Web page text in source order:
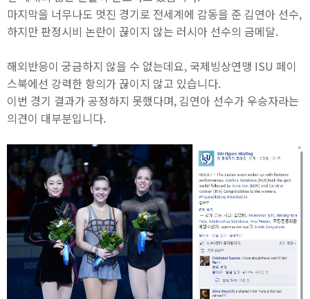
마지막을 너무나도 멋진 경기로 전세계에 감동을 준 김연아 선수,
하지만 판정시비 논란이 끊이지 않는 러시아 선수의 금메달.
해외반응이 궁금하지 않을 수 없는데요, 국제빙상연맹 ISU 페이
스북에선 강력한 항의가 끊이지 않고 있습니다.
이번 경기 결과가 공정하지 못했다며, 김연아 선수가 우승자라는
의견이 대부분입니다.